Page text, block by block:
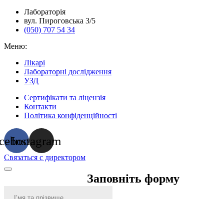
Лабораторія
вул. Пироговська 3/5
(050) 707 54 34
Меню:
Лікарі
Лабораторні дослідження
УЗД
Сертифікати та ліцензія
Контакти
Політика конфіденційності
Instagram
Связаться с директором
Заповніть форму